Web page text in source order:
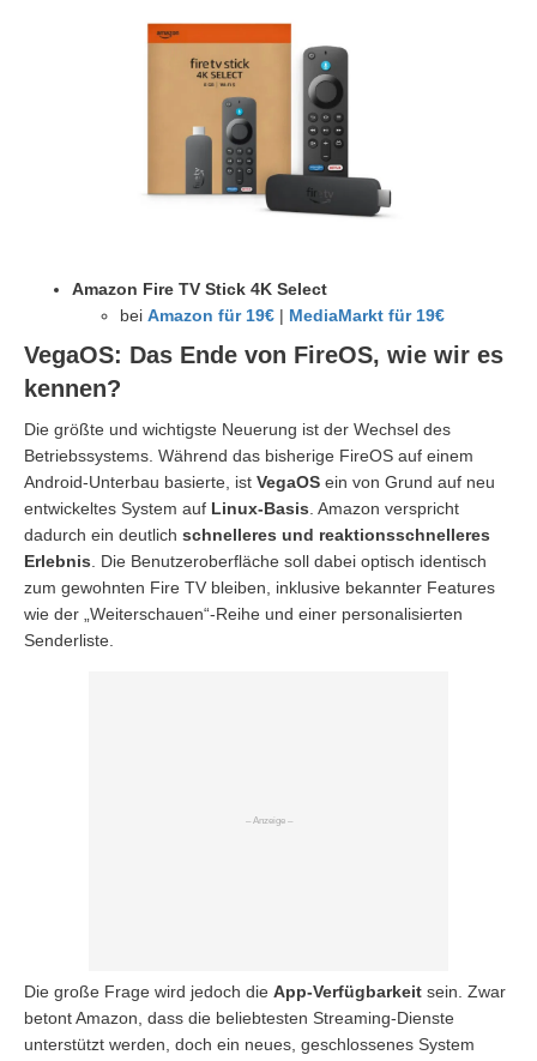
Amazon Fire TV Stick 4K Select
bei Amazon für 19€ | MediaMarkt für 19€
VegaOS: Das Ende von FireOS, wie wir es
kennen?
Die größte und wichtigste Neuerung ist der Wechsel des
Betriebssystems. Während das bisherige FireOS auf einem
Android-Unterbau basierte, ist VegaOS ein von Grund auf neu
entwickeltes System auf Linux-Basis . Amazon verspricht
dadurch ein deutlich schnelleres und reaktionsschnelleres
Erlebnis . Die Benutzeroberfläche soll dabei optisch identisch
zum gewohnten Fire TV bleiben, inklusive bekannter Features
wie der „Weiterschauen“-Reihe und einer personalisierten
Senderliste.
Die große Frage wird jedoch die App-Verfügbarkeit sein. Zwar
betont Amazon, dass die beliebtesten Streaming-Dienste
unterstützt werden, doch ein neues, geschlossenes System